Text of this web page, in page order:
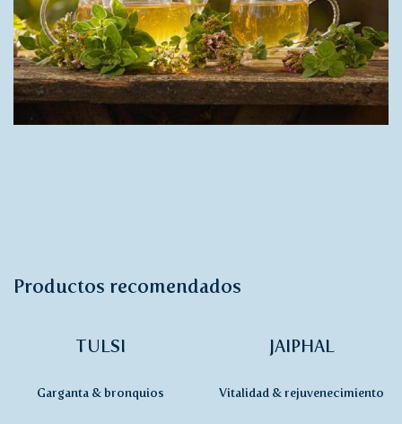
Productos recomendados
TULSI
Garganta & bronquios
JAIPHAL
Vitalidad & rejuvenecimiento